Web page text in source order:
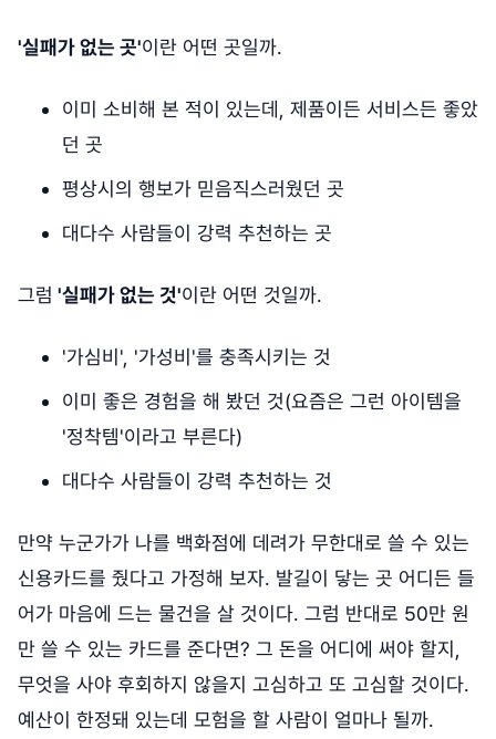
'실패가 없는 곳'이란 어떤 곳일까.
이미 소비해 본 적이 있는데, 제품이든 서비스든 좋았
던 곳
평상시의 행보가 믿음직스러웠던 곳
대다수 사람들이 강력 추천하는 곳
그럼 '실패가 없는 것'이란 어떤 것일까.
'가심비', '가성비'를 충족시키는 것
이미 좋은 경험을 해 봤던 것(요즘은 그런 아이템을
'정착템'이라고 부른다)
대다수 사람들이 강력 추천하는 것
만약 누군가가 나를 백화점에 데려가 무한대로 쓸 수 있는
신용카드를 줬다고 가정해 보자. 발길이 닿는 곳 어디든 들
어가 마음에 드는 물건을 살 것이다. 그럼 반대로 50만 원
만 쓸 수 있는 카드를 준다면? 그 돈을 어디에 써야 할지,
무엇을 사야 후회하지 않을지 고심하고 또 고심할 것이다.
예산이 한정돼 있는데 모험을 할 사람이 얼마나 될까.